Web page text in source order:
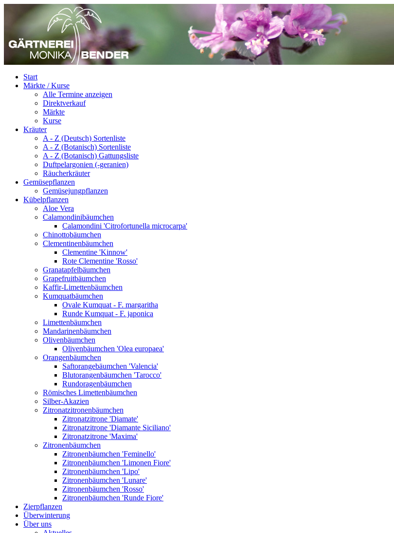
Start
Märkte / Kurse
Alle Termine anzeigen
Direktverkauf
Märkte
Kurse
Kräuter
A - Z (Deutsch) Sortenliste
A - Z (Botanisch) Sortenliste
A - Z (Botanisch) Gattungsliste
Duftpelargonien (-geranien)
Räucherkräuter
Gemüsepflanzen
Gemüsejungpflanzen
Kübelpflanzen
Aloe Vera
Calamondinibäumchen
Calamondini 'Citrofortunella microcarpa'
Chinottobäumchen
Clementinenbäumchen
Clementine 'Kinnow'
Rote Clementine 'Rosso'
Granatapfelbäumchen
Grapefruitbäumchen
Kaffir-Limettenbäumchen
Kumquatbäumchen
Ovale Kumquat - F. margaritha
Runde Kumquat - F. japonica
Limettenbäumchen
Mandarinenbäumchen
Olivenbäumchen
Olivenbäumchen 'Olea europaea'
Orangenbäumchen
Saftorangebäumchen 'Valencia'
Blutorangenbäumchen 'Tarocco'
Rundoragenbäumchen
Römisches Limettenbäumchen
Silber-Akazien
Zitronatzitronenbäumchen
Zitronatzitrone 'Diamate'
Zitronatzitrone 'Diamante Siciliano'
Zitronatzitrone 'Maxima'
Zitronenbäumchen
Zitronenbäumchen 'Feminello'
Zitronenbäumchen 'Limonen Fiore'
Zitronenbäumchen 'Lipo'
Zitronenbäumchen 'Lunare'
Zitronenbäumchen 'Rosso'
Zitronenbäumchen 'Runde Fiore'
Zierpflanzen
Überwinterung
Über uns